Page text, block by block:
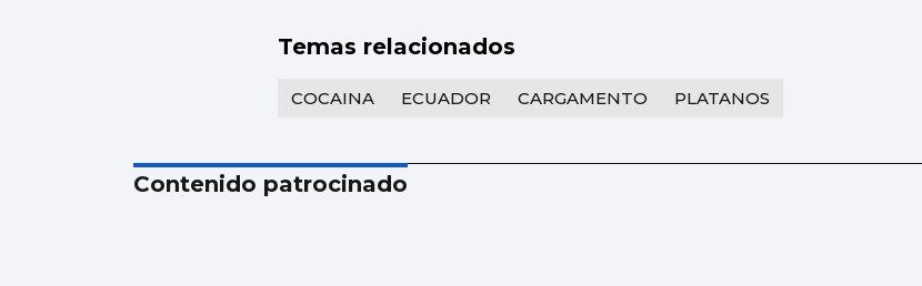
Temas relacionados
COCAINA ECUADOR CARGAMENTO PLATANOS
Contenido patrocinado